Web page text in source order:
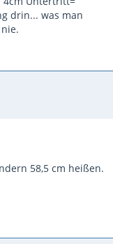
drin... was man
58,5 cm heißen.